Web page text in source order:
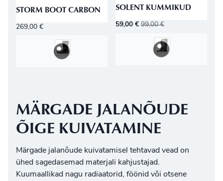
STORM BOOT CARBON
269,00 €
SOLENT KUMMIKUD
59,00 € 99,00€
MÄRGADE JALANÕUDE
ÕIGE KUIVATAMINE
Märgade jalanõude kuivatamisel tehtavad vead on
ühed sagedasemad materjali kahjustajad.
Kuumaallikad nagu radiaatorid, föönid või otsene